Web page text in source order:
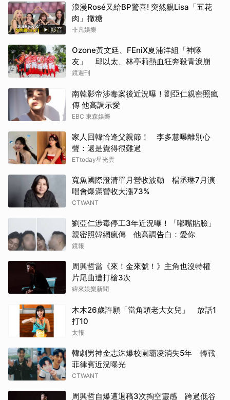
影音
浪漫Rosé又給BP驚喜! 突然親Lisa「五花
肉」撒糖
非凡娛樂
Ozone黃文廷、FEniX夏浦洋組「神隊
友」 邱以太、林亭莉熱血狂奔殺青淚崩
鏡週刊
南韓影帝涉毒案後近況曝！劉亞仁親密照瘋
傳 他高調示愛
EBC 東森娛樂
家人回韓恰逢父親節！ 李多慧曝離別心
聲：還是覺得很難過
ETtoday星光雲
寬魚國際澄清單月營收波動 楊丞琳7月演
唱會爆滿營收大漲73%
CTWANT
劉亞仁涉毒停工3年近況曝！「嘟嘴貼臉」
親密照韓網瘋傳 他高調告白：愛你
鏡報
周興哲當《來！金來號！》主角也沒特權
片尾曲遭打槍3次
緯來娛樂新聞
木木26歲許願「當角頭老大女兒」 放話1
打10
太報
韓劇男神金志洙爆校園霸凌消失5年 轉戰
菲律賓近況曝光
CTWANT
周興哲自爆遭退稿3次掏空靈感 跨過低谷